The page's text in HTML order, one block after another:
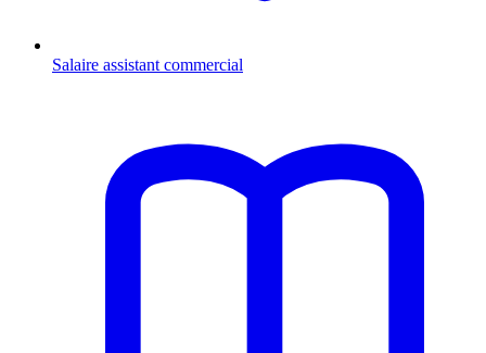
Salaire assistant commercial